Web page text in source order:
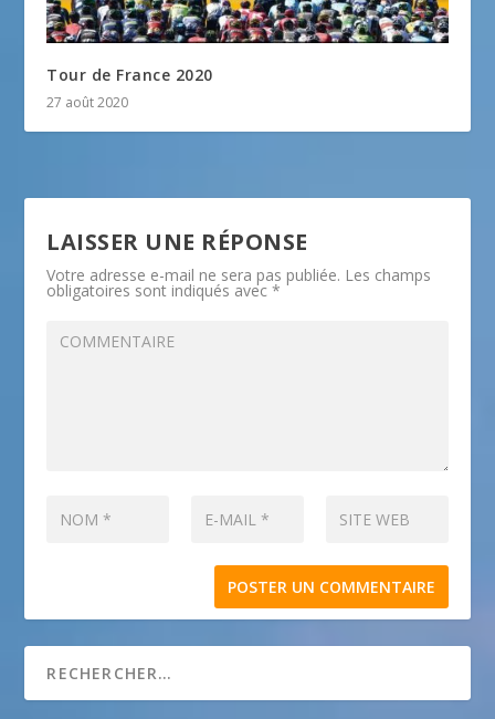
Tour de France 2020
27 août 2020
LAISSER UNE RÉPONSE
Votre adresse e-mail ne sera pas publiée. Les champs
obligatoires sont indiqués avec*